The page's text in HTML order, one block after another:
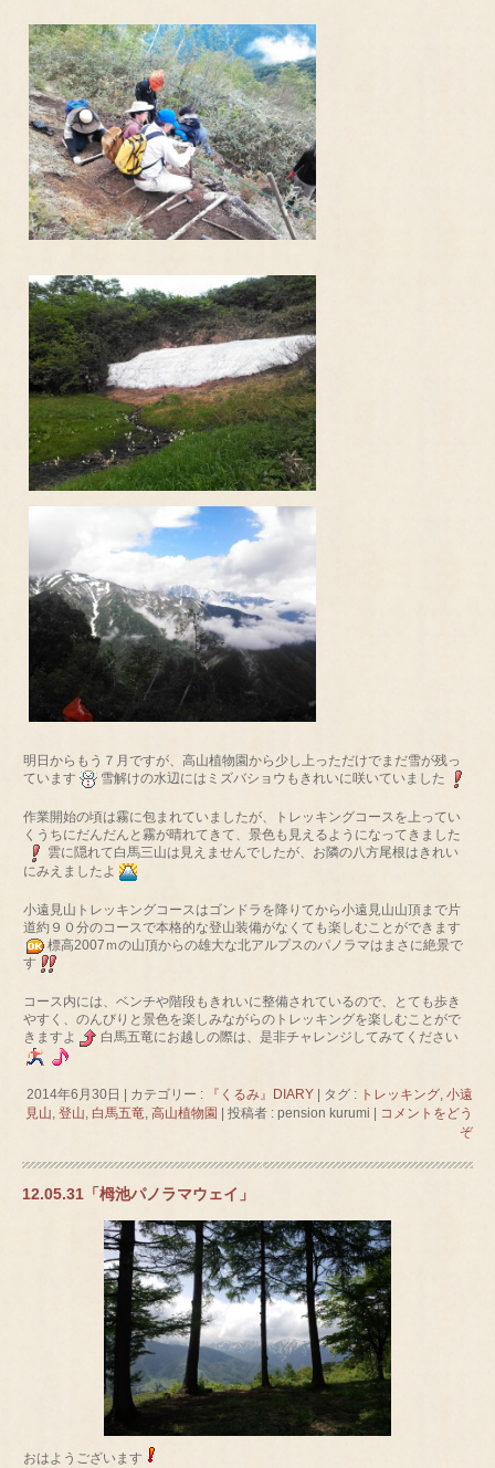
明日からもう７月ですが、高山植物園から少し上っただけでまだ雪が残っ
ています
雪解けの水辺にはミズバショウもきれいに咲いていました
作業開始の頃は霧に包まれていましたが、トレッキングコースを上ってい
くうちにだんだんと霧が晴れてきて、景色も見えるようになってきました
雲に隠れて白馬三山は見えませんでしたが、お隣の八方尾根はきれい
にみえましたよ
小遠見山トレッキングコースはゴンドラを降りてから小遠見山山頂まで片
道約９０分のコースで本格的な登山装備がなくても楽しむことができます
標高2007ｍの山頂からの雄大な北アルプスのパノラマはまさに絶景で
す
コース内には、ベンチや階段もきれいに整備されているので、とても歩き
やすく、のんびりと景色を楽しみながらのトレッキングを楽しむことがで
きますよ
白馬五竜にお越しの際は、是非チャレンジしてみてください
2014年6月30日 カテゴリー : 『くるみ』DIARY タグ : トレッキング, 小遠
見山, 登山, 白馬五竜, 高山植物園 投稿者 : pension kurumi
コメントをどう
ぞ
12.05.31「栂池パノラマウェイ」
おはようございます